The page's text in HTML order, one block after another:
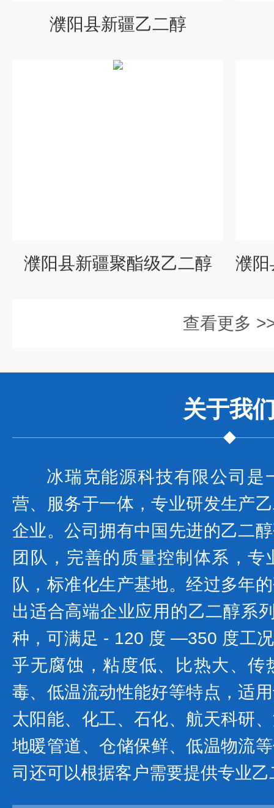
濮阳县新疆乙二醇
濮阳县新疆聚酯级乙二醇
查看更多
关于我
冰瑞克能源科技有限公司是
营、服务于一体，专业研发生产
企业。公司拥有中国先进的乙二
团队，完善的质量控制体系，
队，标准化生产基地。经过多年
出适合高端企业应用的乙二醇系
种，可满足 - 120 度 —350 度工
乎无腐蚀，粘度低、比热大、传
毒、低温流动性能好等特点，适
太阳能、化工、石化、航天科研
地暖管道、仓储保鲜、低温物流
司还可以根据客户需要提供专业